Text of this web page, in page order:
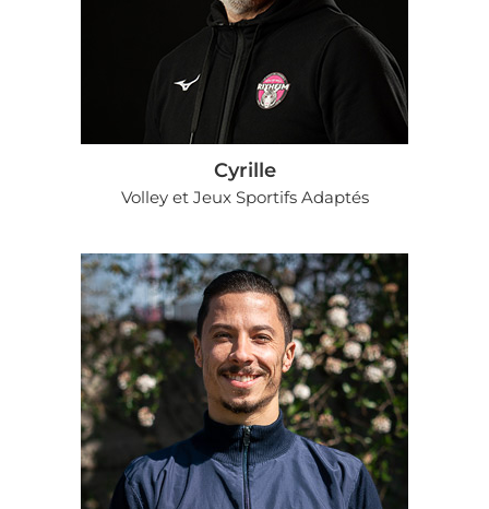
Cyrille
Volley et Jeux Sportifs Adaptés